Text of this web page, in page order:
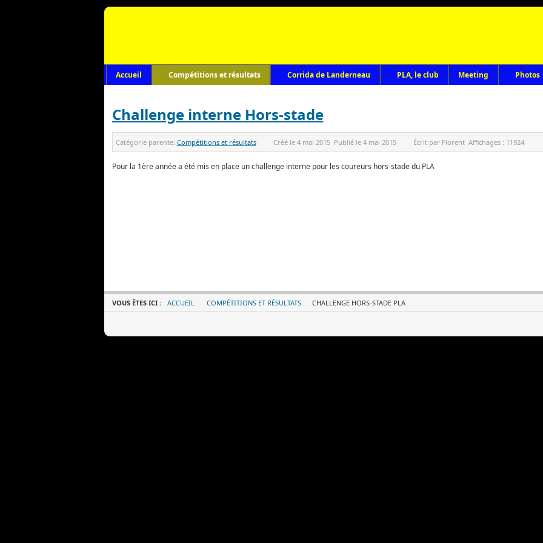
Accueil Compétitions et résultats Corrida de Landerneau PLA, le club Meeting Photos
Challenge interne Hors-stade
Catégorie parente: Compétitions et résultats Créé le 4 mai 2015 Publié le 4 mai 2015 Écrit par Florent Affichages : 11924
Pour la 1ère année a été mis en place un challenge interne pour les coureurs hors-stade du PLA
VOUS ÊTES ICI : ACCUEIL COMPÉTITIONS ET RÉSULTATS CHALLENGE HORS-STADE PLA